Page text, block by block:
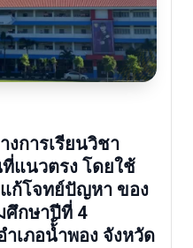
การเรียนวิชา
ที่แนวตรง โดยใช้
ก้โจทย์ปัญหา ของ
ศึกษาปีที่ 4
เภอน้้ำพอง จังหวัด